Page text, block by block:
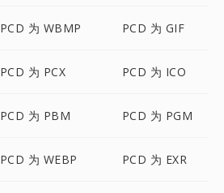
PCD 为 WBMP PCD 为 GIF
PCD 为 PCX PCD 为 ICO
PCD 为 PBM PCD 为 PGM
PCD 为 WEBP PCD 为 EXR